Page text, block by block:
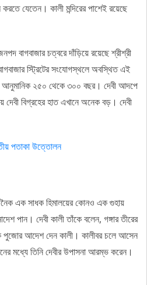
যেতেন। কালী মন্দিরের পাশেই রয়েছে
বাগবাজার চত্বরে দাঁড়িয়ে রয়েছে শ্রীশ্রী
বাগবাজার স্ট্রিটের সংযোগস্থলে অবস্থিত এই
আনুমানিক ২৫০ থেকে ৩০০ বছর। দেবী আদপে
দেবী বিগ্রহের হাত এখানে অনেক বড়। দেবী
পতাকা উত্তোলন
এক সাধক হিমালয়ের কোনও এক গুহায়
পান। দেবী কালী তাঁকে বলেন, গঙ্গার তীরের
পুজোর আদেশ দেন কালী। কালীবর চলে আসেন
মধ্যে তিনি দেবীর উপাসনা আরম্ভ করেন।